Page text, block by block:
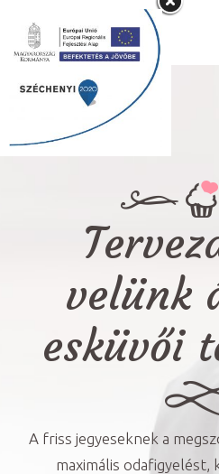
velünk
esküvői
A friss jegyeseknek a
maximális